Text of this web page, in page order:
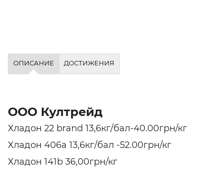
ОПИСАНИЕ ДОСТИЖЕНИЯ
ООО Култрейд
Хладон 22 brand 13,6кг/бал-40.00грн/кг
Хладон 406а 13,6кг/бал -52.00грн/кг
Хладон 141b 36,00грн/кг